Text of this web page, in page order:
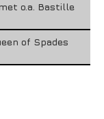
o.a. Bastille
of Spades